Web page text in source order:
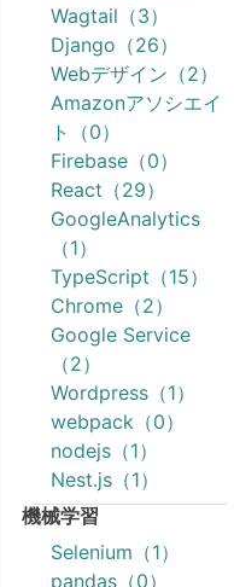
Wagtail（3）
Django（26）
Webデザイン（2）
Amazonアソシエイ
ト（0）
Firebase（0）
React（29）
GoogleAnalytics
（1）
TypeScript（15）
Chrome（2）
Google Service
（2）
Wordpress（1）
webpack（0）
nodejs（1）
Nest.js（1）
機械学習
Selenium（1）
pandas（0）